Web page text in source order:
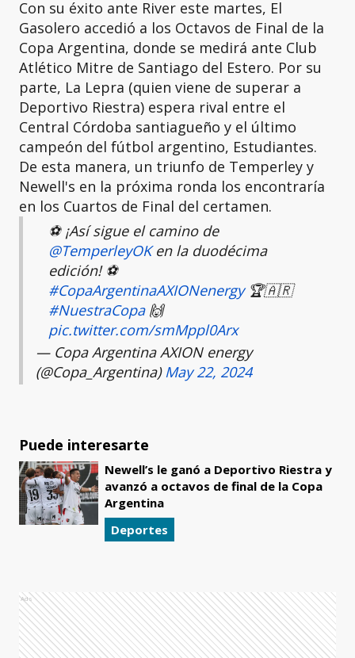
Con su éxito ante River este martes, El
Gasolero accedió a los Octavos de Final de la
Copa Argentina, donde se medirá ante Club
Atlético Mitre de Santiago del Estero. Por su
parte, La Lepra (quien viene de superar a
Deportivo Riestra) espera rival entre el
Central Córdoba santiagueño y el último
campeón del fútbol argentino, Estudiantes.
De esta manera, un triunfo de Temperley y
Newell's en la próxima ronda los encontraría
en los Cuartos de Final del certamen.
⚽️ ¡Así sigue el camino de
@TemperleyOKen la duodécima
edición! ⚽️
#CopaArgentinaAXIONenergy🏆🇦🇷
#NuestraCopa🙌
pic.twitter.com/smMppl0Arx
— Copa Argentina AXION energy
(@Copa_Argentina)May 22, 2024
Puede interesarte
Newell’s le ganó a Deportivo Riestra y
avanzó a octavos de final de la Copa
Argentina
Deportes
Ads